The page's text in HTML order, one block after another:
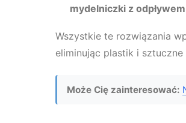
mydelniczki z odpływem
Wszystkie te rozwiązania
eliminując plastik i sztuczne
Może Cię zainteresować: